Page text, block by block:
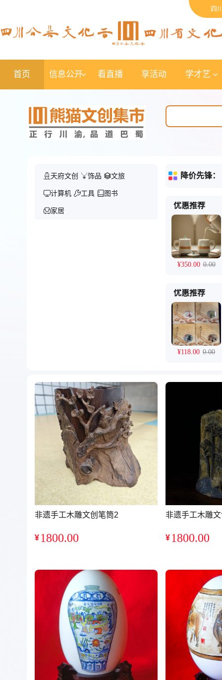
四
首页 信息公开 看直播 享活动 学才艺
天府文创 饰品 文旅
计算机 工具 图书
家居
降价先锋：
优惠推荐
¥350.00 0.00
¥0.00 0.00
优惠推荐
¥118.00 0.00
非遗手工木雕文创笔筒2
¥ 1800.00
非遗手工木雕
¥ 1800.00